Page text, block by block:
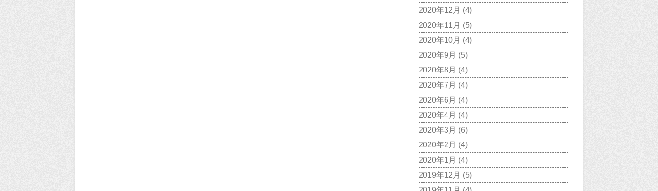
2020年12月 (4)
2020年11月 (5)
2020年10月 (4)
2020年9月 (5)
2020年8月 (4)
2020年7月 (4)
2020年6月 (4)
2020年4月 (4)
2020年3月 (6)
2020年2月 (4)
2020年1月 (4)
2019年12月 (5)